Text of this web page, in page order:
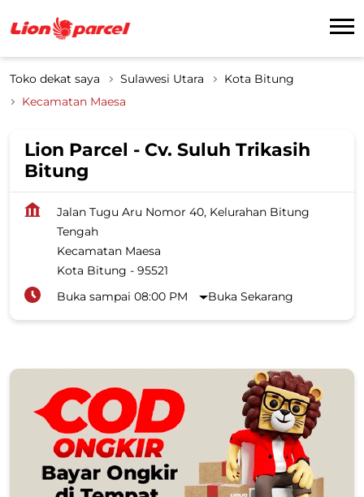
Toko dekat saya Sulawesi Utara
Kota Bitung
Kecamatan Maesa
Lion Parcel - Cv. Suluh Trikasih
Bitung
Jalan Tugu Aru Nomor 40, Kelurahan Bitung
Tengah
Kecamatan Maesa
Kota Bitung - 95521
Buka sampai 08:00 PM
Buka Sekarang